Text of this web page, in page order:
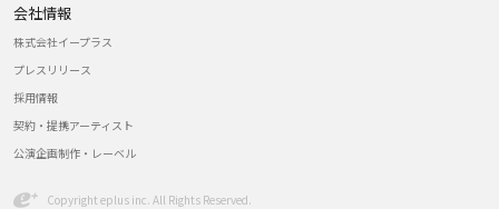
会社情報
株式会社イープラス
プレスリリース
採用情報
契約・提携アーティスト
公演企画制作・レーベル
Copyright eplus inc. All Rights Reserved.